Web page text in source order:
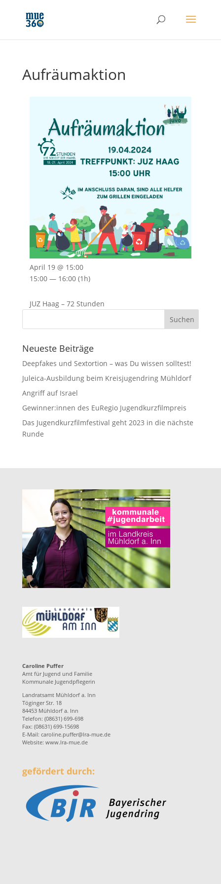
Aufräumaktion
JUZ Haag – 72 Stunden
April 19 @ 15:00
15:00 — 16:00 (1h)
Neueste Beiträge
Deepfakes und Sextortion – was Du wissen solltest!
Juleica-Ausbildung beim Kreisjugendring Mühldorf
Angriff auf Israel
Gewinner:innen des EuRegio Jugendkurzfilmpreis
Das Jugendkurzfilmfestival geht 2023 in die nächste
Runde
Caroline Puffer
Amt für Jugend und Familie
Kommunale Jugendpflegerin
Landratsamt Mühldorf a. Inn
Töginger Str. 18
84453 Mühldorf a. Inn
Telefon: (08631) 699-698
Fax: (08631) 699-15698
E-Mail: caroline.puffer@lra-mue.de
Website: www.lra-mue.de
gefördert durch: